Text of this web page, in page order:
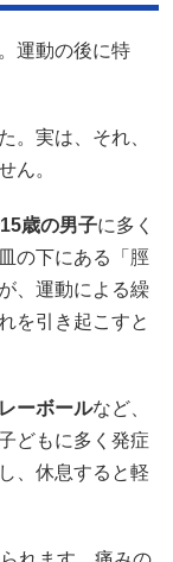
運動の後に特
。​実は、それ、
ん。​
歳の男子に多く
の下にある「脛
、運動による繰
を引き起こすと
ーボールなど、
どもに多く発症
、休息すると軽